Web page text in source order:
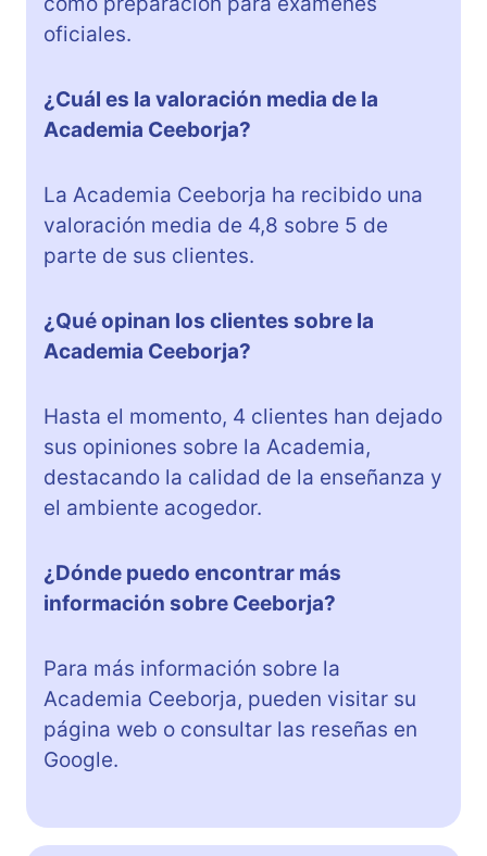
oficiales.
¿Cuál es la valoración media de la
Academia Ceeborja?
La Academia Ceeborja ha recibido una
valoración media de 4,8 sobre 5 de
parte de sus clientes.
¿Qué opinan los clientes sobre la
Academia Ceeborja?
Hasta el momento, 4 clientes han dejado
sus opiniones sobre la Academia,
destacando la calidad de la enseñanza y
el ambiente acogedor.
¿Dónde puedo encontrar más
información sobre Ceeborja?
Para más información sobre la
Academia Ceeborja, pueden visitar su
página web o consultar las reseñas en
Google.